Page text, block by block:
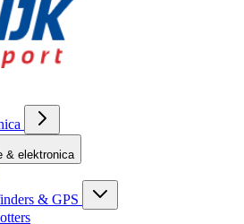
& elektronica
& GPS